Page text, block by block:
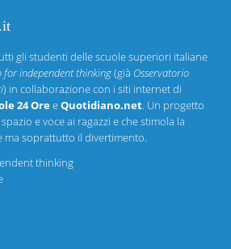
gli studenti delle scuole superiori italiane
for independent thinking(già Osservatorio
) in collaborazione con i siti internet di
24 OreeQuotidiano.net. Un progetto
e voce ai ragazzi e che stimola la
ma soprattutto il divertimento.
thinking